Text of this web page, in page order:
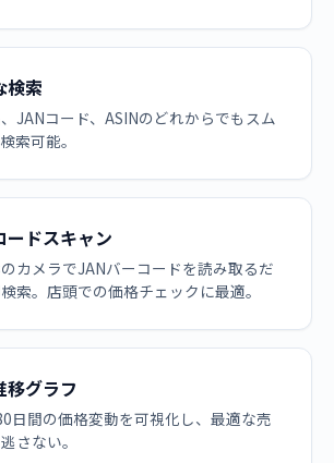
検索
JANコード、ASINのどれからでもスム
索可能。
ードスキャン
カメラでJANバーコードを読み取るだ
索。店頭での価格チェックに最適。
移グラフ
日間の価格変動を可視化し、最適な売
さない。